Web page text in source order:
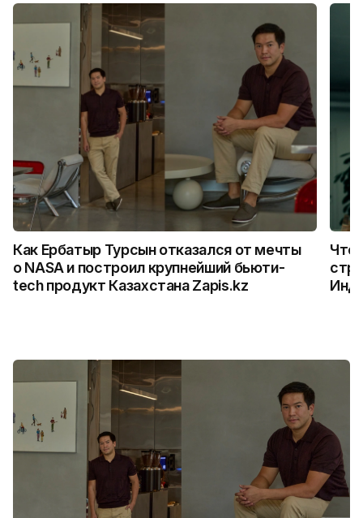
Как Ербатыр Турсын отказался от мечты
о NASA и построил крупнейший бьюти-
tech продукт Казахстана Zapis.kz
Что